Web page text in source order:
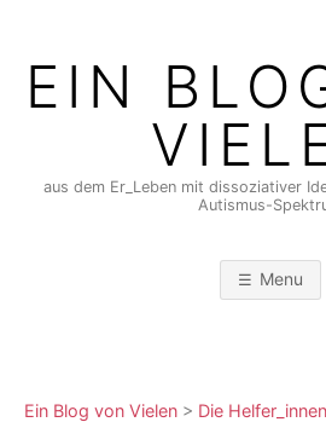
contentEIN
aus dem Er_Leben mit dissoziativer
Autismus-
Menu
Ein Blog von Vielen > Die